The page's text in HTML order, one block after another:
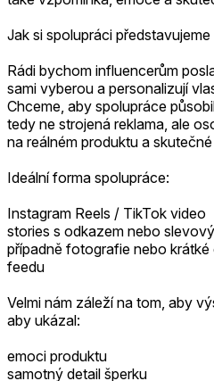
Jak si spolupráci představujeme
Rádi bychom influencerům
sami vyberou a personalizují
Chceme, aby spolupráce
tedy ne strojená reklama, ale
na reálném produktu a
Ideální forma spolupráce:
Instagram Reels / TikTok video
stories s odkazem nebo
případně fotografie nebo
feedu
Velmi nám záleží na tom, aby
aby ukázal:
emoci produktu
samotný detail šperku